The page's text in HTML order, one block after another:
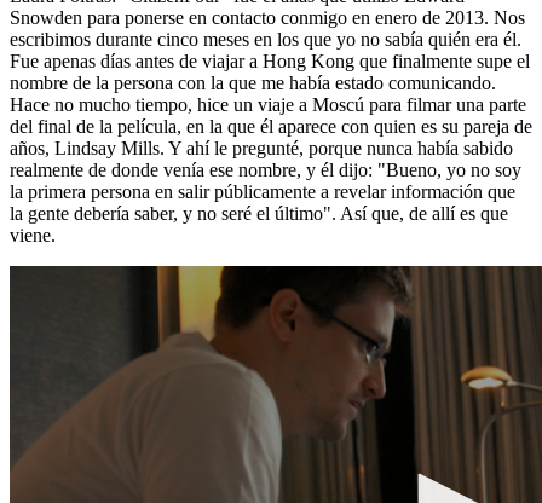
Snowden para ponerse en contacto conmigo en enero de 2013. Nos
escribimos durante cinco meses en los que yo no sabía quién era él.
Fue apenas días antes de viajar a Hong Kong que finalmente supe el
nombre de la persona con la que me había estado comunicando.
Hace no mucho tiempo, hice un viaje a Moscú para filmar una parte
del final de la película, en la que él aparece con quien es su pareja de
años, Lindsay Mills. Y ahí le pregunté, porque nunca había sabido
realmente de donde venía ese nombre, y él dijo: "Bueno, yo no soy
la primera persona en salir públicamente a revelar información que
la gente debería saber, y no seré el último". Así que, de allí es que
viene.